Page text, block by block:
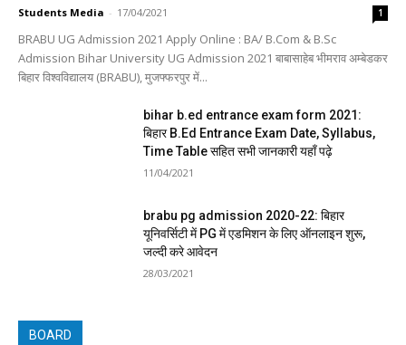
Students Media - 17/04/2021 1
BRABU UG Admission 2021 Apply Online : BA/ B.Com & B.Sc
Admission Bihar University UG Admission 2021 बाबासाहेब भीमराव अम्बेडकर
बिहार विश्वविद्यालय (BRABU), मुजफ्फरपुर में...
bihar b.ed entrance exam form 2021:
बिहार B.Ed Entrance Exam Date, Syllabus,
Time Table सहित सभी जानकारी यहाँ पढ़े
11/04/2021
brabu pg admission 2020-22: बिहार
यूनिवर्सिटी में PG में एडमिशन के लिए ऑनलाइन शुरू,
जल्दी करे आवेदन
28/03/2021
BOARD